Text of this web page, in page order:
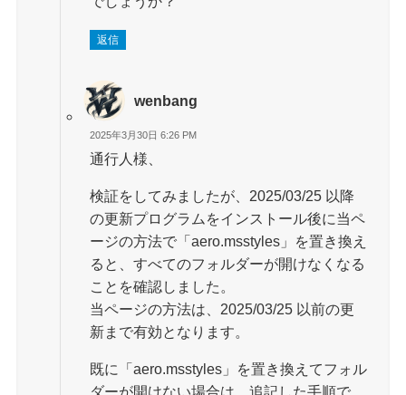
返信
wenbang
2025年3月30日 6:26 PM
通行人様、
検証をしてみましたが、2025/03/25 以降
の更新プログラムをインストール後に当ペ
ージの方法で「aero.msstyles」を置き換え
ると、すべてのフォルダーが開けなくなる
ことを確認しました。
当ページの方法は、2025/03/25 以前の更
新まで有効となります。
既に「aero.msstyles」を置き換えてフォル
ダーが開けない場合は、追記した手順で